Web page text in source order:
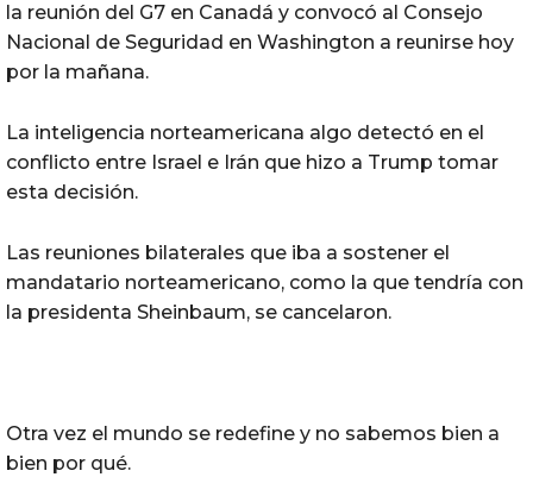
la reunión del G7 en Canadá y convocó al Consejo
Nacional de Seguridad en Washington a reunirse hoy
por la mañana.
La inteligencia norteamericana algo detectó en el
conflicto entre Israel e Irán que hizo a Trump tomar
esta decisión.
Las reuniones bilaterales que iba a sostener el
mandatario norteamericano, como la que tendría con
la presidenta Sheinbaum, se cancelaron.
Otra vez el mundo se redefine y no sabemos bien a
bien por qué.